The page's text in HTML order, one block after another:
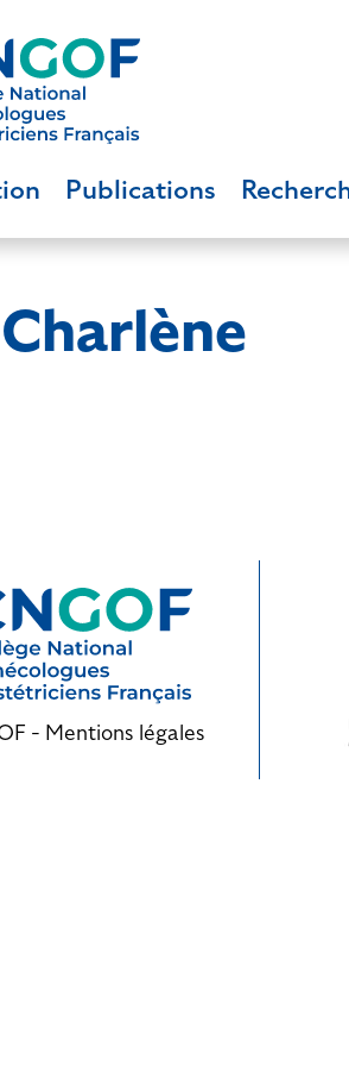
Publications
- Mentions légales